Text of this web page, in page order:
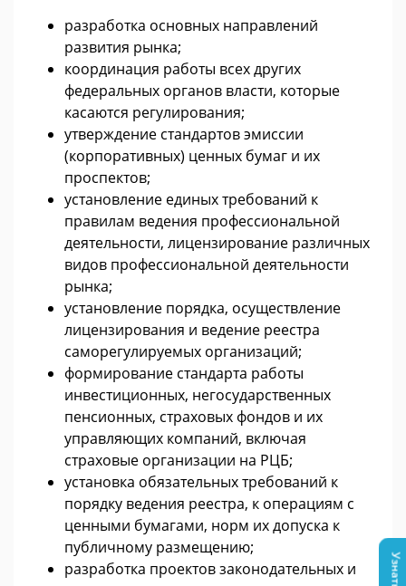
разработка основных направлений
развития рынка;
координация работы всех других
федеральных органов власти, которые
касаются регулирования;
утверждение стандартов эмиссии
(корпоративных) ценных бумаг и их
проспектов;
установление единых требований к
правилам ведения профессиональной
деятельности, лицензирование различных
видов профессиональной деятельности
рынка;
установление порядка, осуществление
лицензирования и ведение реестра
саморегулируемых организаций;
формирование стандарта работы
инвестиционных, негосударственных
пенсионных, страховых фондов и их
управляющих компаний, включая
страховые организации на РЦБ;
установка обязательных требований к
порядку ведения реестра, к операциям с
ценными бумагами, норм их допуска к
публичному размещению;
разработка проектов законодательных и